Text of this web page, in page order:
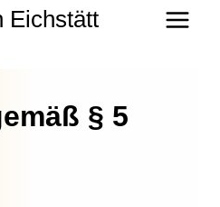
Eichstätt
§ 5